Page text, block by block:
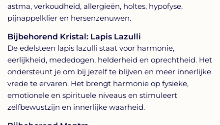
astma, verkoudheid, allergieën, holtes, hypofyse,
pijnappelklier en hersenzenuwen.
Bijbehorend Kristal: Lapis Lazulli
De edelsteen lapis lazulli staat voor harmonie,
eerlijkheid, mededogen, helderheid en oprechtheid. Het
ondersteunt je om bij jezelf te blijven en meer innerlijke
vrede te ervaren. Het brengt harmonie op fysieke,
emotionele en spirituele niveaus en stimuleert
zelfbewustzijn en innerlijke waarheid.